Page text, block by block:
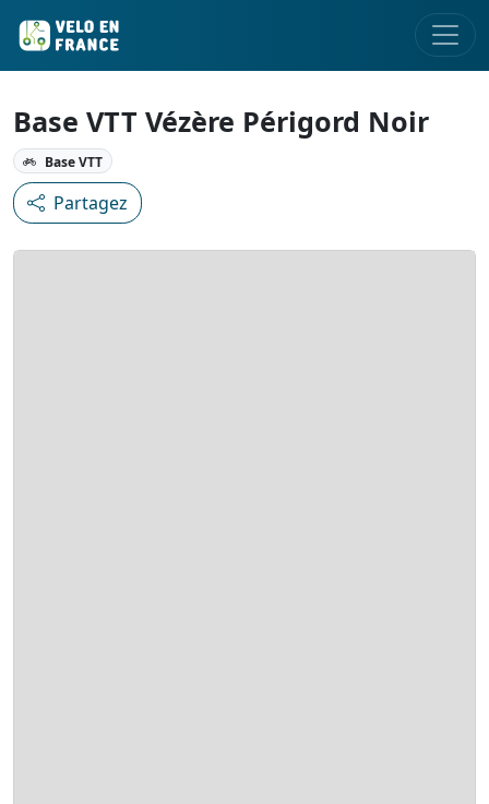
Base VTT Vézère Périgord Noir
Base VTT
Partagez